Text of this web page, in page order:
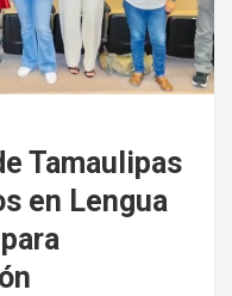
Tamaulipas
en Lengua